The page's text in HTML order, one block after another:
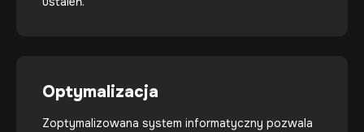
Optymalizacja
Zoptymalizowana system informatyczny pozwala